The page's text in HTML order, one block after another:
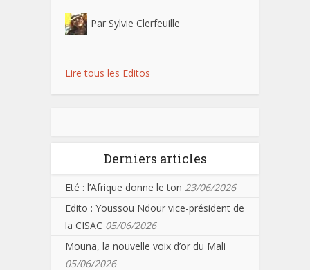
Par Sylvie Clerfeuille
Lire tous les Editos
Derniers articles
Eté : l’Afrique donne le ton 23/06/2026
Edito : Youssou Ndour vice-président de
la CISAC 05/06/2026
Mouna, la nouvelle voix d’or du Mali
05/06/2026